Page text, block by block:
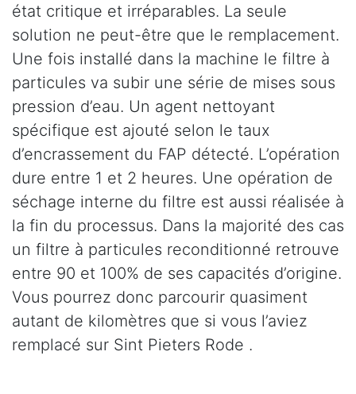
état critique et irréparables. La seule
solution ne peut-être que le remplacement.
Une fois installé dans la machine le filtre à
particules va subir une série de mises sous
pression d’eau. Un agent nettoyant
spécifique est ajouté selon le taux
d’encrassement du FAP détecté. L’opération
dure entre 1 et 2 heures. Une opération de
séchage interne du filtre est aussi réalisée à
la fin du processus. Dans la majorité des cas
un filtre à particules reconditionné retrouve
entre 90 et 100% de ses capacités d’origine.
Vous pourrez donc parcourir quasiment
autant de kilomètres que si vous l’aviez
remplacé sur Sint Pieters Rode .